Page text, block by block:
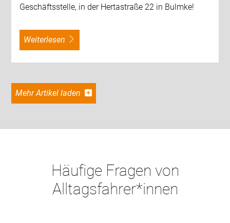
Geschäftsstelle, in der Hertastraße 22 in Bulmke!
weiterlesen
Mehr Artikel laden
Häufige Fragen von
Alltagsfahrer*innen